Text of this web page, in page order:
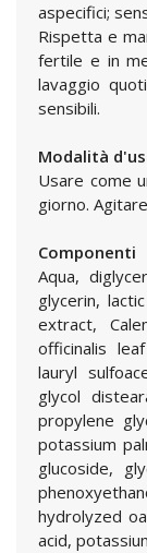
aspecifici;
Rispetta e
fertile e in
lavaggio
sensibili.
Modalità
Usare come
giorno.
Componenti
Aqua,
glycerin,
extract,
officinalis
lauryl
glycol
propylene
potassium
glucoside,
hydrolyzed
acid,